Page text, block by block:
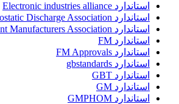
استاندارد Electronic industries alliance
استاندارد Electrostatic Discharge Association
استاندارد Expansion Joint Manufacturers Association
استاندارد FM
استاندارد FM Approvals
استاندارد gbstandards
استاندارد GBT
استاندارد GM
استاندارد GMPHOM